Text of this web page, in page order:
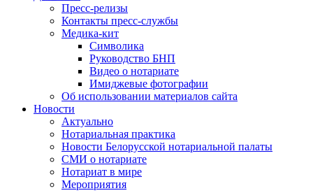
Пресс-релизы
Контакты пресс-службы
Медика-кит
Символика
Руководство БНП
Видео о нотариате
Имиджевые фотографии
Об использовании материалов сайта
Новости
Актуально
Нотариальная практика
Новости Белорусской нотариальной палаты
СМИ о нотариате
Нотариат в мире
Мероприятия